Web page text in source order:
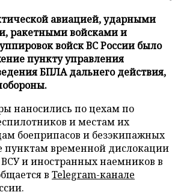
авиацией, ударными
ракетными войсками и
войск ВС России было
пункту управления
БПЛА дальнего действия,
наносились по цехам по
и местам их
боеприпасов и безэкипажных
пунктам временной дислокации
и иностранных наемников в
в Telegram-канале